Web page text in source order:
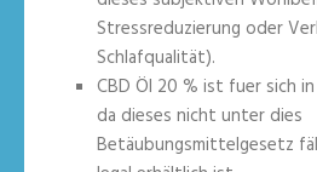
Stressreduzierung oder
Schlafqualität).
CBD Öl 20 % ist fuer sich
da dieses nicht unter dies
Betäubungsmittelgesetz